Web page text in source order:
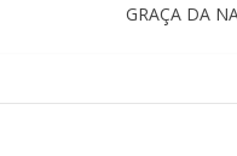
GRAÇA DA